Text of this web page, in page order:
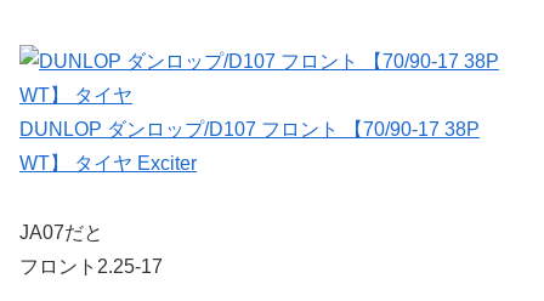
DUNLOP ダンロップ/D107 フロント 【70/90-17 38P
WT】 タイヤ Exciter
JA07だと
フロント2.25-17